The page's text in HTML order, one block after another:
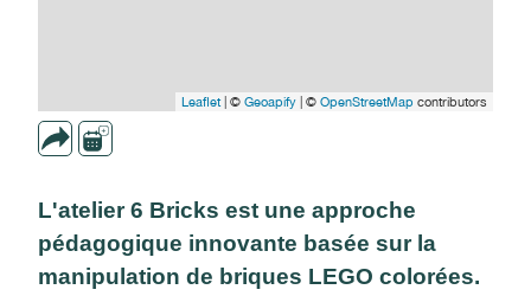
Leaflet| © Geoapify | © OpenStreetMap contributors
L'atelier 6 Bricks est une approche
pédagogique innovante basée sur la
manipulation de briques LEGO colorées.